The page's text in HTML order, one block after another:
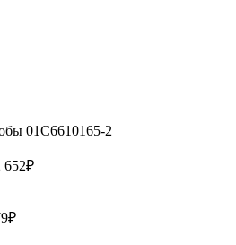
01С6610165-2
652₽
₽